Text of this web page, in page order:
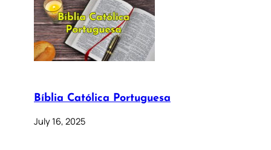
Bíblia Católica Portuguesa
July 16, 2025